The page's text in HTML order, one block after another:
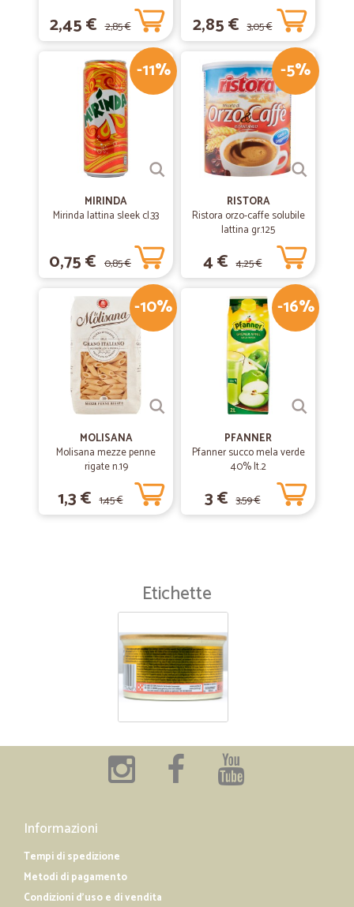
2,45 € 2,85 € 2,85 € 3,05 €
-11%
MIRINDA
Mirinda lattina sleek cl.33
0,75 € 0,85 €
-5%
RISTORA
Ristora orzo-caffe solubile
lattina gr.125
4 € 4,25 €
-10%
MOLISANA
Molisana mezze penne
rigate n.19
1,3 € 1,45 €
-16%
PFANNER
Pfanner succo mela verde
40% lt.2
3 € 3,59 €
Etichette
Informazioni
Tempi di spedizione
Metodi di pagamento
Condizioni d'uso e di vendita